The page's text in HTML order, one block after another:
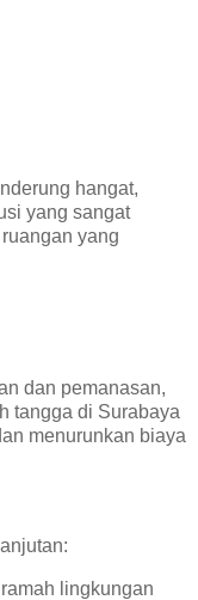
hangat,
yang sangat
yang
dan pemanasan,
tangga di Surabaya
menurunkan biaya
lingkungan